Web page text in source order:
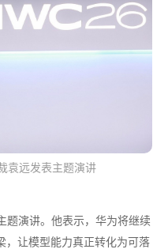
袁远发表主题演讲
题演讲。他表示，华为将继续
，让模型能力真正转化为可落